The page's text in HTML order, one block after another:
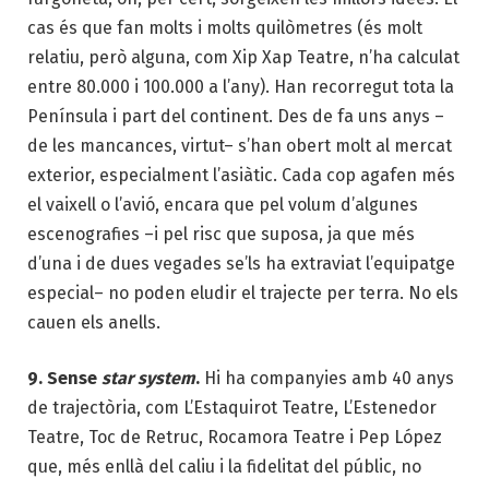
cas és que fan molts i molts quilòmetres (és molt
relatiu, però alguna, com Xip Xap Teatre, n’ha calculat
entre 80.000 i 100.000 a l’any). Han recorregut tota la
Península i part del continent. Des de fa uns anys –
de les mancances, virtut– s’han obert molt al mercat
exterior, especialment l’asiàtic. Cada cop agafen més
el vaixell o l’avió, encara que pel volum d’algunes
escenografies –i pel risc que suposa, ja que més
d’una i de dues vegades se’ls ha extraviat l’equipatge
especial– no poden eludir el trajecte per terra. No els
cauen els anells.
9. Sense star system. Hi ha companyies amb 40 anys
de trajectòria, com L’Estaquirot Teatre, L’Estenedor
Teatre, Toc de Retruc, Rocamora Teatre i Pep López
que, més enllà del caliu i la fidelitat del públic, no